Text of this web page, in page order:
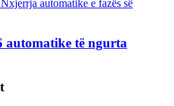
automatike të ngurta